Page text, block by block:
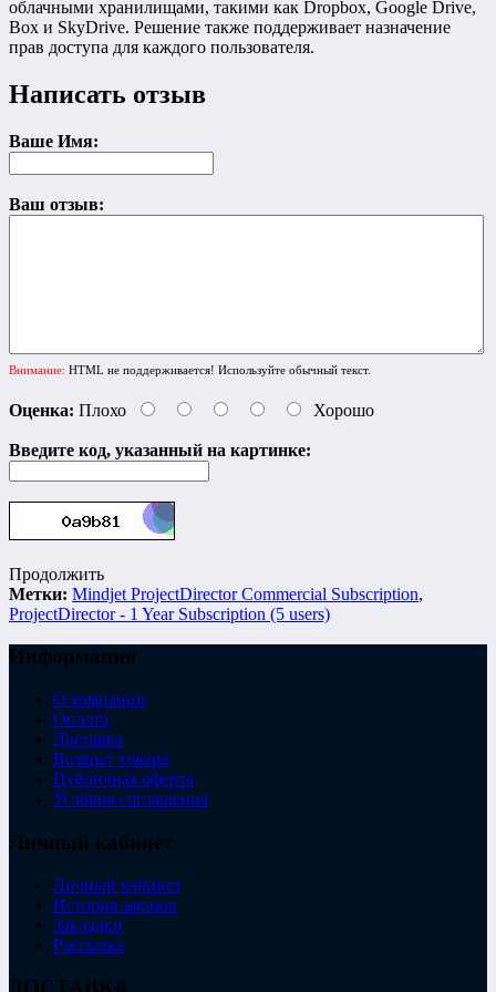
облачными хранилищами, такими как Dropbox, Google Drive,
Box и SkyDrive. Решение также поддерживает назначение
прав доступа для каждого пользователя.
Написать отзыв
Ваше Имя:
Ваш отзыв:
Внимание: HTML не поддерживается! Используйте обычный текст.
Оценка: Плохо Хорошо
Введите код, указанный на картинке:
Продолжить
Метки: Mindjet ProjectDirector Commercial Subscription,
ProjectDirector - 1 Year Subscription (5 users)
Информация
О компании
Оплата
Доставка
Возврат товара
Публичная оферта
Условия соглашения
Личный кабинет
Личный кабинет
История заказов
Закладки
Рассылка
ДОСТАВКА